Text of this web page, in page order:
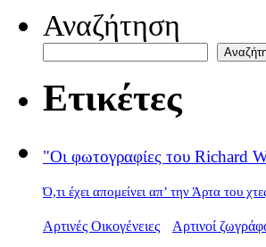
Αναζήτηση
Ετικέτες
"Οι φωτογραφίες του Richard
Ό,τι έχει απομείνει απ’ την Άρτα του
Αρτινές Οικογένειες Αρτινοί